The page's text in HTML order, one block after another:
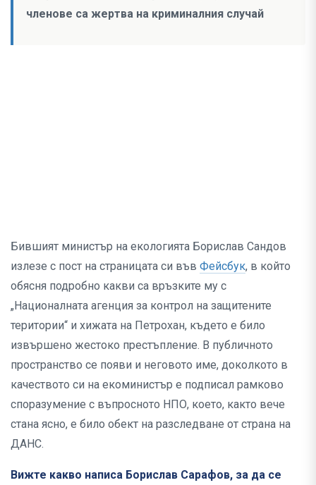
членове са жертва на криминалния случай
Бившият министър на екологията Борислав Сандов
излезе с пост на страницата си във Фейсбук, в който
обясня подробно какви са връзките му с
„Националната агенция за контрол на защитените
територии“ и хижата на Петрохан, където е било
извършено жестоко престъпление. В публичното
пространство се появи и неговото име, доколкото в
качеството си на екоминистър е подписал рамково
споразумение с въпросното НПО, което, както вече
стана ясно, е било обект на разследване от страна на
ДАНС.
Вижте какво написа Борислав Сарафов, за да се